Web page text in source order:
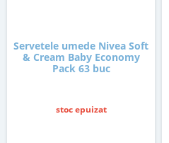
Servetele umede Nivea Soft
& Cream Baby Economy
Pack 63 buc
stoc epuizat